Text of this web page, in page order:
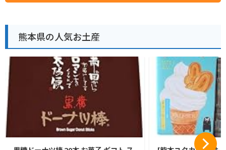
熊本県の人気お土産